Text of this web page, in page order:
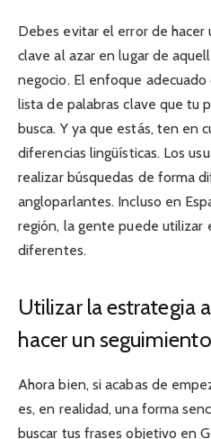
Debes evitar el error de hacer
clave al azar en lugar de
negocio. El enfoque
lista de palabras clave que tu
busca. Y ya que estás, ten en
diferencias lingüísticas. Los
realizar búsquedas de forma
angloparlantes. Incluso en
región, la gente puede utilizar
diferentes.
Utilizar la estrategia
hacer un
Ahora bien, si acabas de
es, en realidad, una forma
buscar tus frases objetivo en